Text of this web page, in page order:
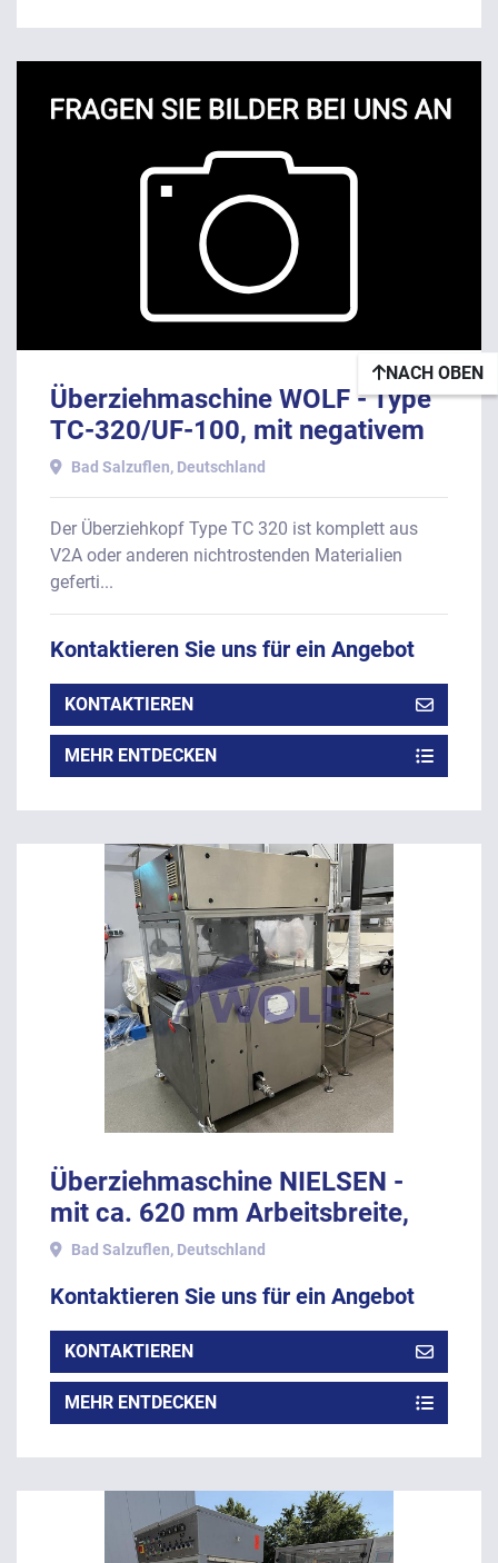
Überziehmaschine WOLF - Type
TC-320/UF-100, mit negativem
Bandverlauf.
Bad Salzuflen, Deutschland
Der Überziehkopf Type TC 320 ist komplett aus
V2A oder anderen nichtrostenden Materialien
geferti...
Kontaktieren Sie uns für ein Angebot
KONTAKTIEREN
MEHR ENTDECKEN
Überziehmaschine NIELSEN -
mit ca. 620 mm Arbeitsbreite,
ohne Temperierung.
Bad Salzuflen, Deutschland
Kontaktieren Sie uns für ein Angebot
KONTAKTIEREN
MEHR ENTDECKEN
NACH OBEN